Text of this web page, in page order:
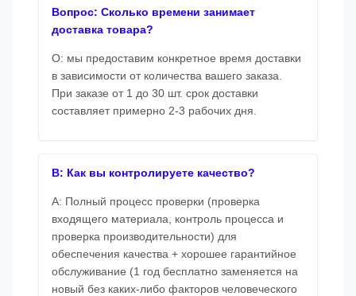
Вопрос: Сколько времени занимает
доставка товара?
О: мы предоставим конкретное время доставки
в зависимости от количества вашего заказа.
При заказе от 1 до 30 шт. срок доставки
составляет примерно 2-3 рабочих дня.
В: Как вы контролируете качество?
A: Полный процесс проверки (проверка
входящего материала, контроль процесса и
проверка производительности) для
обеспечения качества + хорошее гарантийное
обслуживание (1 год бесплатно заменяется на
новый без каких-либо факторов человеческого